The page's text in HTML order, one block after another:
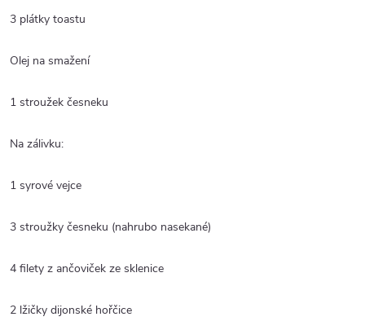
3 plátky toastu
Olej na smažení
1 stroužek česneku
Na zálivku:
1 syrové vejce
3 stroužky česneku (nahrubo nasekané)
4 filety z ančoviček ze sklenice
2 lžičky dijonské hořčice